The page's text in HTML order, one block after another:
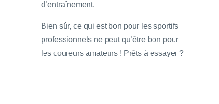
d’entraînement.
Bien sûr, ce qui est bon pour les sportifs
professionnels ne peut qu’être bon pour
les coureurs amateurs ! Prêts à essayer ?